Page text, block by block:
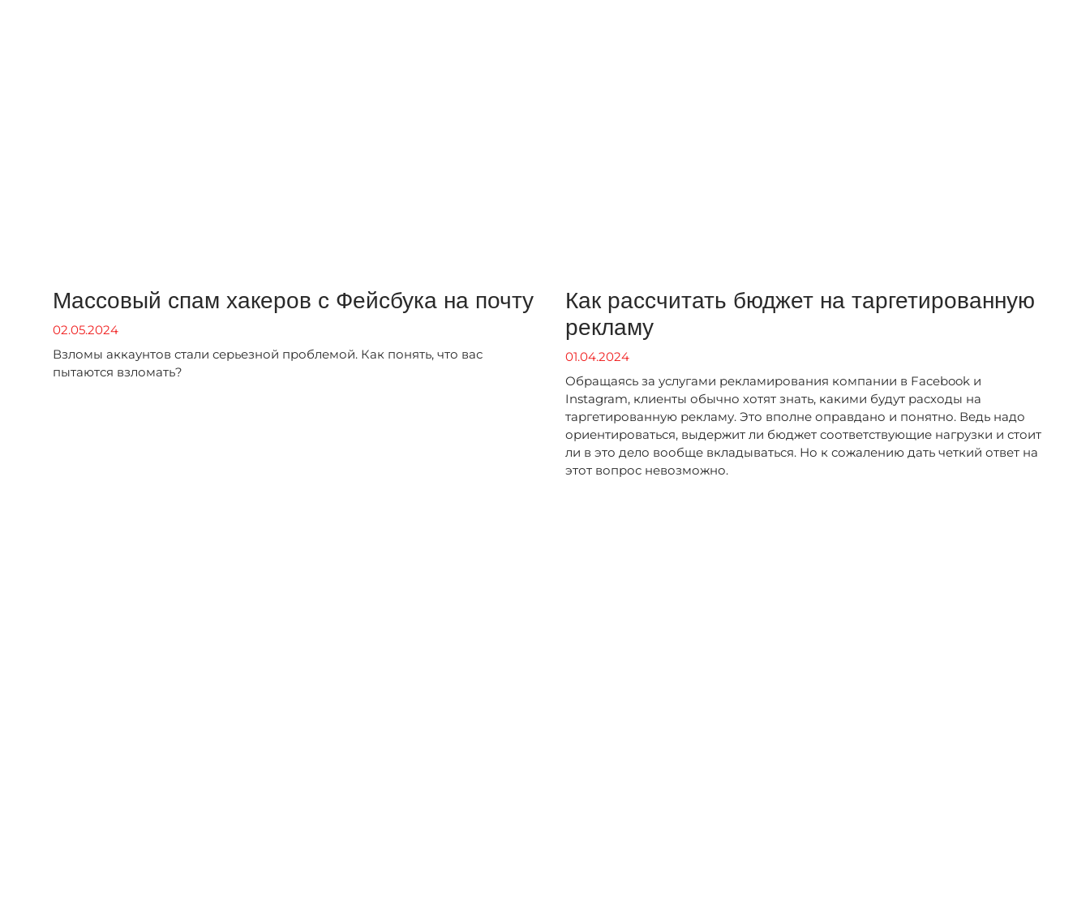
Массовый спам хакеров с Фейсбука на почту
02.05.2024
Взломы аккаунтов стали серьезной проблемой. Как понять, что вас
пытаются взломать?
Как рассчитать бюджет на таргетированную
рекламу
01.04.2024
Обращаясь за услугами рекламирования компании в Facebook и
Instagram, клиенты обычно хотят знать, какими будут расходы на
таргетированную рекламу. Это вполне оправдано и понятно. Ведь надо
ориентироваться, выдержит ли бюджет соответствующие нагрузки и стоит
ли в это дело вообще вкладываться. Но к сожалению дать четкий ответ на
этот вопрос невозможно.